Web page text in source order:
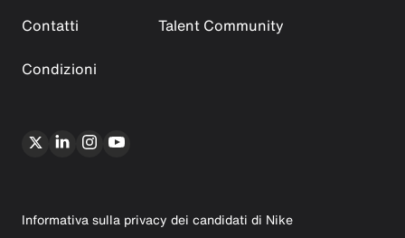
Contatti
Talent Community
Condizioni
Informativa sulla privacy dei candidati di Nike